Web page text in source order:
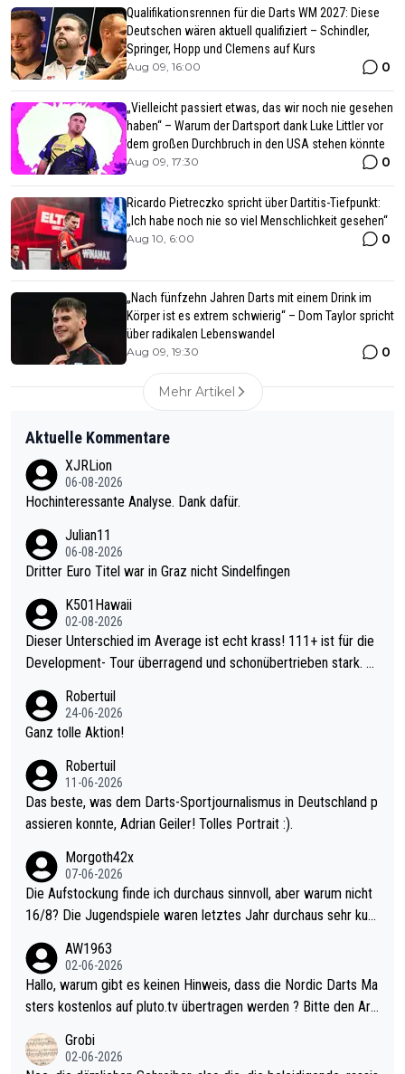
Qualifikationsrennen für die Darts WM 2027: Diese
Deutschen wären aktuell qualifiziert – Schindler,
Springer, Hopp und Clemens auf Kurs
Aug 09, 16:00 0
„Vielleicht passiert etwas, das wir noch nie gesehen
haben“ – Warum der Dartsport dank Luke Littler vor
dem großen Durchbruch in den USA stehen könnte
Aug 09, 17:30 0
Ricardo Pietreczko spricht über Dartitis-Tiefpunkt:
„Ich habe noch nie so viel Menschlichkeit gesehen“
Aug 10, 6:00 0
„Nach fünfzehn Jahren Darts mit einem Drink im
Körper ist es extrem schwierig“ – Dom Taylor spricht
über radikalen Lebenswandel
Aug 09, 19:30 0
Mehr Artikel
Aktuelle Kommentare
XJRLion
06-08-2026
Hochinteressante Analyse. Dank dafür.
Julian11
06-08-2026
Dritter Euro Titel war in Graz nicht Sindelfingen
K501Hawaii
02-08-2026
Dieser Unterschied im Average ist echt krass! 111+ ist für die
Development- Tour überragend und schonübertrieben stark. U
mal 40+ erst recht. Da gewinnst keinen Blumentopf - ist ja noc
h krasser wie ein Pokalspiel eines Kreisligisten vs einem Bund
Robertuil
24-06-2026
Ganz tolle Aktion!
Robertuil
11-06-2026
Das beste, was dem Darts-Sportjournalismus in Deutschland p
assieren konnte, Adrian Geiler! Tolles Portrait :).
Morgoth42x
07-06-2026
Die Aufstockung finde ich durchaus sinnvoll, aber warum nicht
16/8? Die Jugendspiele waren letztes Jahr durchaus sehr kurz
Allerdings ist Mitchell Lawrie als Nummer 1 der Welt eh qualifi
ziert. Somit ändert die automatische Qualifikation des Weltmei
sters erstmal nichts. Ich denke sie wollen damit für nächstes J
ohl wenig WDF Turniere spielen. Dies war bei Archie Self letzt
es Jahr der Fall. Er musste als amtierender Weltmeister durch
AW1963
02-06-2026
Hallo, warum gibt es keinen Hinweis, dass die Nordic Darts Ma
sters kostenlos auf pluto.tv übertragen werden ? Bitte den Arti
Grobi
02-06-2026